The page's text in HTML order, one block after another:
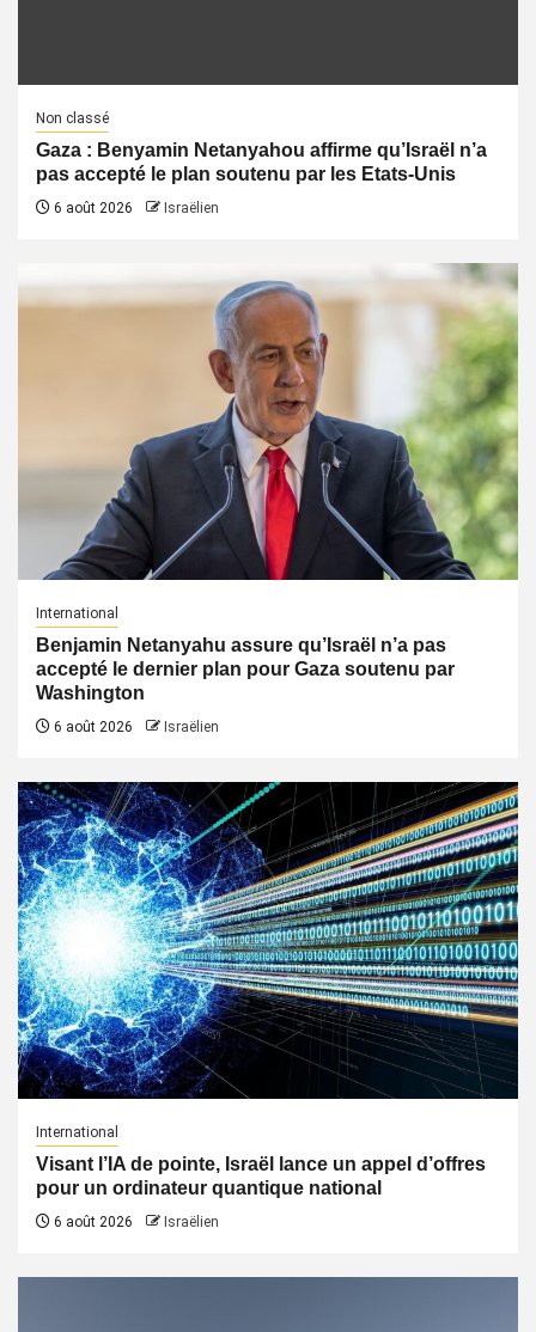
Non classé
Gaza : Benyamin Netanyahou affirme qu’Israël n’a
pas accepté le plan soutenu par les Etats-Unis
6 août 2026 Israëlien
International
Benjamin Netanyahu assure qu’Israël n’a pas
accepté le dernier plan pour Gaza soutenu par
Washington
6 août 2026 Israëlien
International
Visant l’IA de pointe, Israël lance un appel d’offres
pour un ordinateur quantique national
6 août 2026 Israëlien